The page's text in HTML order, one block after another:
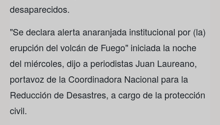
desaparecidos.
"Se declara alerta anaranjada institucional por (la)
erupción del volcán de Fuego" iniciada la noche
del miércoles, dijo a periodistas Juan Laureano,
portavoz de la Coordinadora Nacional para la
Reducción de Desastres, a cargo de la protección
civil.